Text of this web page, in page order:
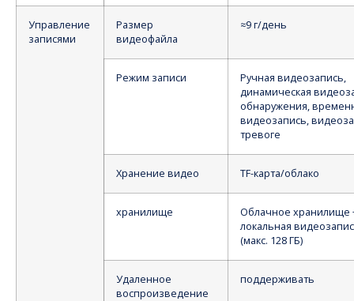
Управление
записями
Размер
видеофайла
≈9 г/день
Режим записи
Ручная видеозапись,
динамическая
обнаружения,
видеозапись,
тревоге
Хранение видео TF-карта/облако
хранилище
Облачное хранилище
локальная
(макс. 128 ГБ)
Удаленное
воспроизведение
поддерживать